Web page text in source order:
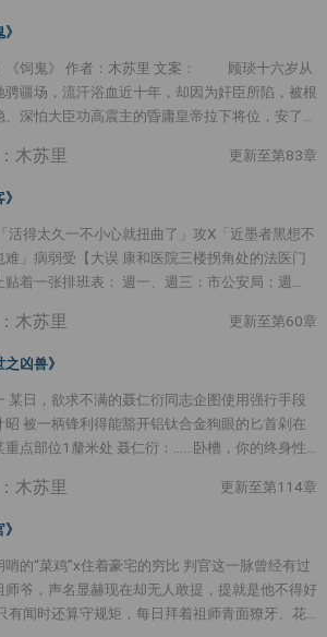
《饲鬼》 作者：木苏里 文案： 顾琰十六岁从
骋疆场，流汗浴血近十年，却因为奸臣所陷，被根
、深怕大臣功高震主的昏庸皇帝拉下将位，安了个
全家上下一百七十九条性命。 带着一千八百
道深入骨血的刀口之痛，顾琰并没有堕入轮回，而
的，苏困偏偏长得跟那昏庸皇帝有七分相像……
是大雾！其实这就是个古代将军魂魄穿到现
受吓得哭爹喊娘之后才发现认错人了的凄惨故事
人，默默扭头：尼玛谁来先解除老子的困苦
尼玛是何意？
小嗑叨：唉~恐怖的耽美文不好找啊~这种只有名
的，就勉强凑合吧~....
木苏里 更新至第83章
活得太久一不小心就扭曲了」攻X「近墨者黑想不
难」病弱受【大误 康和医院三楼拐角处的法医门
贴着一张排班表： 週一、週三：市公安局；週
这之下，还有一句话…… 上面写着——每月十五，
，过期不候，行踪另寻。 某月十五，殷无书站在
没让我进过门。」 谢白抓着门边，面无表情：
了？」 殷无书：「好歹我含辛茹苦养了你小一百
谢白冷着脸：「所以呢？」 殷无书：「门板拍轻
石桥都抖了抖。 殷无书：「……」 －－－－－－－
－ 银眸：放心看，HE....
木苏里 更新至第60章
之凶兽》
某日，欲求不满的聂仁衍同志企图使用强行手段
昭 被一柄锋利得能豁开铝钛合金狗眼的匕首剁在
重点部位1釐米处 聂仁衍：……卧槽，你的终身性
：……媳妇儿你要翻天啊！ 叶昭面无表情拔出匕首
：我去跪键盘= = 事件二 某日，欲求不满的聂仁衍
狗眼的匕首剁在距离某重点部位1釐米处【喂！骗
道德！】 聂仁衍：……卧槽，你之前明明同意的！
你碗刷了吗？！ 聂仁衍：没。 叶昭：磙去刷完了
木苏里 更新至第114章
哨的“菜鸡”x住着豪宅的穷比 判官这一脉曾经有过
师爷，声名显赫现在却无人敢提，提就是他不得好
有闻时还算守规矩，每日拜着祖师青面獠牙、花